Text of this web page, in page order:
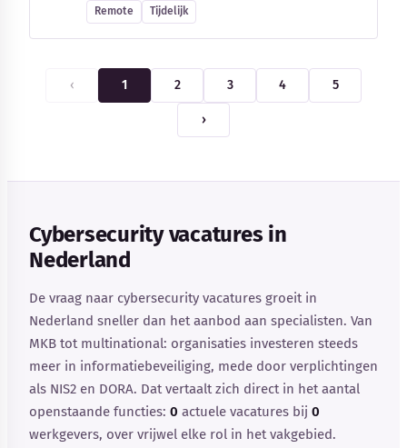
Remote Tijdelijk
‹ 1 2 3 4 5
›
Cybersecurity vacatures in
Nederland
De vraag naar cybersecurity vacatures groeit in
Nederland sneller dan het aanbod aan specialisten. Van
MKB tot multinational: organisaties investeren steeds
meer in informatiebeveiliging, mede door verplichtingen
als NIS2 en DORA. Dat vertaalt zich direct in het aantal
openstaande functies: 0 actuele vacatures bij 0
werkgevers, over vrijwel elke rol in het vakgebied.